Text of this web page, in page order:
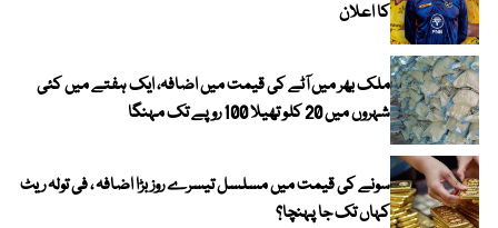
کا اعلان
ملک بھر میں آٹے کی قیمت میں اضافہ، ایک ہفتے میں کئی
شہروں میں 20 کلو تھیلا 100 روپے تک مہنگا
سونے کی قیمت میں مسلسل تیسرے روز بڑا اضافہ ، فی تولہ ریٹ
کہاں تک جا پہنچا؟